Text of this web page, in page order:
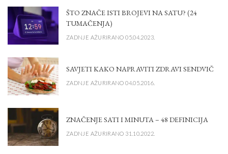
ŠTO ZNAČE ISTI BROJEVI NA SATU? (24
TUMAČENJA)
ZADNJE AŽURIRANO 05.04.2023.
SAVJETI KAKO NAPRAVITI ZDRAVI SENDVIČ
ZADNJE AŽURIRANO 04.05.2016.
ZNAČENJE SATI I MINUTA – 48 DEFINICIJA
ZADNJE AŽURIRANO 31.10.2022.